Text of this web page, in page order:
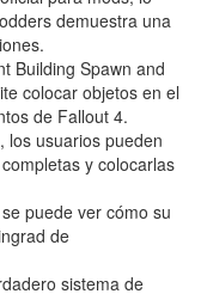
demuestra una
Building Spawn and
colocar objetos en el
de Fallout 4.
los usuarios pueden
y colocarlas
puede ver cómo su
de
sistema de